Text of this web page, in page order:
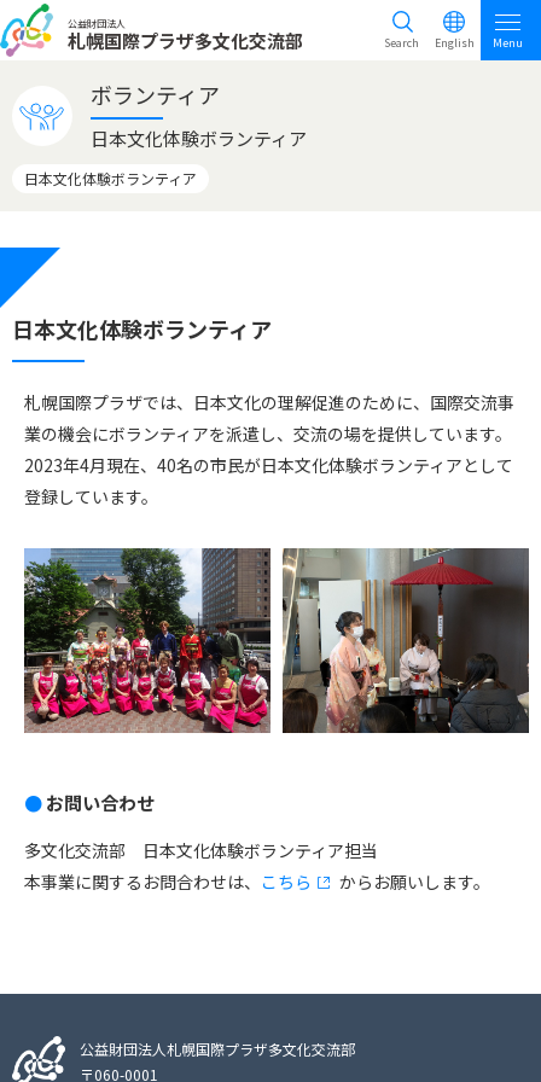
公益財団法人
札幌国際プラザ多文化交流部 Search English Menu
ボランティア
日本文化体験ボランティア
日本文化体験ボランティア
日本文化体験ボランティア
札幌国際プラザでは、日本文化の理解促進のために、国際交流事
業の機会にボランティアを派遣し、交流の場を提供しています。
2023年4月現在、40名の市民が日本文化体験ボランティアとして
登録しています。
お問い合わせ
多文化交流部 日本文化体験ボランティア担当
本事業に関するお問合わせは、 こちら からお願いします。
公益財団法人札幌国際プラザ多文化交流部
〒060-0001